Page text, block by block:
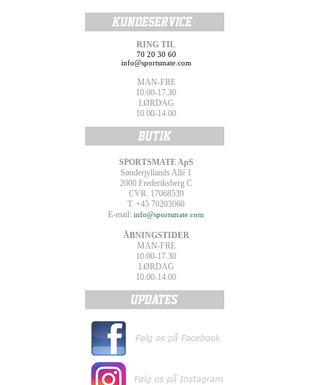
RING TIL
70 20 30 60
info@sportsmate.com
MAN-FRE
10.00-17.30
LØRDAG
10.00-14.00
SPORTSMATE ApS
Sønderjyllands Allé 1
2000 Frederiksberg C
CVR. 17068539
T. +45 70203060
E-mail: info@sportsmate.com
ÅBNINGSTIDER
MAN-FRE
10.00-17.30
LØRDAG
10.00-14.00